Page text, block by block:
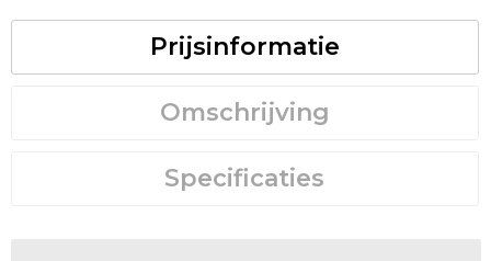
Prijsinformatie
Omschrijving
Specificaties